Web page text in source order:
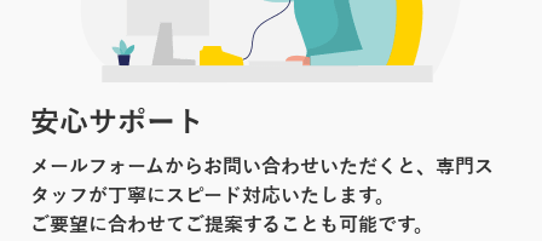
安心サポート
メールフォームからお問い合わせいただくと、専門ス
タッフが丁寧にスピード対応いたします。
ご要望に合わせてご提案することも可能です。